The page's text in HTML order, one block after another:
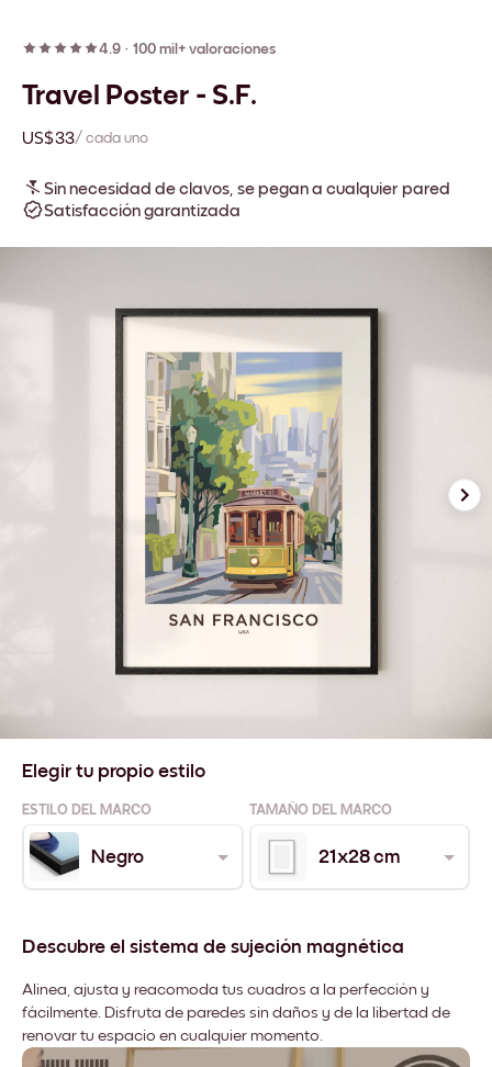
4.9 · 100 mil+ valoraciones
Travel Poster - S.F.
US$33/ cada uno
Sin necesidad de clavos, se pegan a cualquier pared
Satisfacción garantizada
Elegir tu propio estilo
ESTILO DEL MARCO TAMAÑO DEL MARCO
Negro 21x28 cm
Descubre el sistema de sujeción magnética
Alinea, ajusta y reacomoda tus cuadros a la perfección y
fácilmente. Disfruta de paredes sin daños y de la libertad de
renovar tu espacio en cualquier momento.